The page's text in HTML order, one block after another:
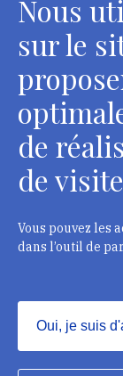
Head Office,
curators
2 rue Vivienne -
Tél. : + 33 1 44
124 rue Henri
Nous
sur le
de
de
Vous pouvez les
dans l’outil de
Oui, je suis
Masquer